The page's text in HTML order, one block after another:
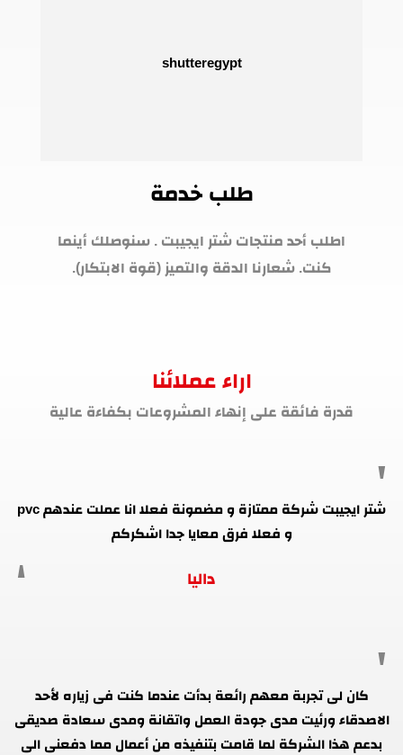
طلب خدمة
اطلب أحد منتجات شتر ايجيبت . سنوصلك أينما
كنت. شعارنا الدقة والتميز (قوة الابتكار).
اراء عملائنا
قدرة فائقة على إنهاء المشروعات بكفاءة عالية
شتر ايجيبت شركة ممتازة و مضمونة فعلا انا عملت عندهم pvc
و فعلا فرق معايا جدا اشكركم
داليا
كان لى تجربة معهم رائعة بدأت عندما كنت فى زياره لأحد
الاصدقاء ورئيت مدى جودة العمل واتقانة ومدى سعادة صديقى
بدعم هذا الشركة لما قامت بتنفيذه من أعمال مما دفعنى الى